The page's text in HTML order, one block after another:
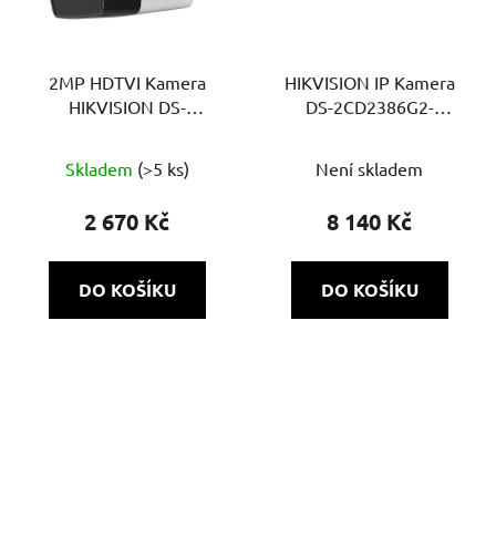
2MP HDTVI Kamera
HIKVISION DS-
Skladem (>5 ks)
2 670 Kč
DO KOŠÍKU
HIKVISION IP Kamera
DS-2CD2386G2-
Není skladem
8 140 Kč
DO KOŠÍKU